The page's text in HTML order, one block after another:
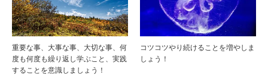
重要な事、大事な事、大切な事、何
度も何度も繰り返し学ぶこと、実践
することを意識しましょう！
コツコツやり続けることを増やしま
しょう！